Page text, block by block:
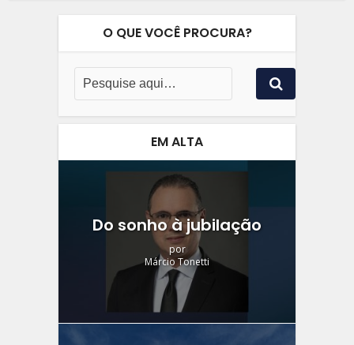
O QUE VOCÊ PROCURA?
EM ALTA
Do sonho à jubilação
por
Márcio Tonetti